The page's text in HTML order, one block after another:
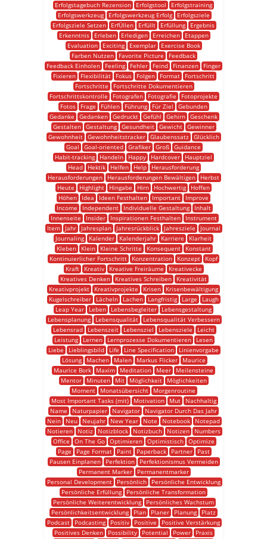
Erfolgstagebuch Rezension
Erfolgstool
Erfolgstraining
Erfolgswerkzeug
Erfolgswerkzeug Erfolg
Erfolgsziele
Erfolgsziele Setzen
ErfÜllen Erfüllt Erfüllung
Ergebnis
Erkenntnis
Erleben Erledigen Erreichen
Etappen
Evaluation
Exciting Exemplar
Exercise Book
Farben Nutzen
Favorite Picture
Feedback
Feedback Einholen
Feeling Fehler Feind Finanzen
Finger
Fixieren
Flexibilität Fokus Folgen Format
Fortschritt
Fortschritte
Fortschritte Dokumentieren
Fortschrittskontrolle
Fotografen Fotografie
Fotoprojekte
Fotos
Frage Fühlen Führung Für Ziel
Gebunden
Gedanke
Gedanken Gedruckt Gefühl Gehirn Geschenk
Gestalten
Gestaltung Gesundheit Gewicht
Gewinner
Gewohnheit
Gewohnheitstracker Glaubenssatz
Glücklich
Goal
Goal-oriented Grafiker Groß Guidance
Habit-tracking
Handeln Happy Hardcover
Hauptziel
Head
Hektik Helfen Help
Herausforderung
Herausforderungen
Herausforderungen Bewältigen
Herbst
Heute
Highlight Hingabe Hirn Hochwertig
Hoffen
Höhen
Idea Ideen Festhalten Important
Improve
Income
Independent Individuelle Gestaltung
Inhalt
Innenseite
Insider Inspirationen Festhalten
Instrument
Item
Jahr Jahresplan Jahresrückblick Jahresziele
Journal
Journaling
Kalender Kalenderjahr Karriere
Klarheit
Kleben
Klein Kleine Schritte Konsequent
Konstant
Kontinuierlicher Fortschritt
Konzentration Konzept
Kopf
Kraft
Kreativ Kreative Freiräume
Kreativecke
Kreatives Denken
Kreatives Schreiben
Kreativität
Kreativprojekt
Kreativprojekte Krisen
Krisenbewältigung
Kugelschreiber
Lächeln Lachen Langfristig Large
Laugh
Leap Year
Leben Lebensbegleiter
Lebensgestaltung
Lebensplanung
Lebensqualität
Lebensqualität Verbessern
Lebensrad
Lebenszeit Lebensziel Lebensziele
Leicht
Leistung
Lernen Lernprozesse Dokumentieren
Lesen
Liebe
Lieblingsbild Life Line Specification
Linienvorgabe
Lösung
Machen Malen Markus Flicker
Maurice
Maurice Bork
Maxim Meditation Meer
Meilensteine
Mentor
Minuten Mit Möglichkeit
Möglichkeiten
Moment
Monatsübersicht
Morgenroutine
Most Important Tasks (mit)
Motivation Mut
Nachhaltig
Name
Naturpapier Navigator
Navigator Durch Das Jahr
Nein
Neu Neujahr New Year Note Notebook
Notepad
Notieren
Notiz Notizblock Notizbuch Notizen
Numbers
Office
On The Go Optimieren Optimistisch
Optimize
Page
Page Format Paint Paperback Partner
Past
Pausen Einplanen
Perfektion
Perfektionismus Vermeiden
Permanent Marker
Permanentmarker
Personal Development
Persönlich
Persönliche Entwicklung
Persönliche Erfüllung
Persönliche Transformation
Persönliche Weiterentwicklung
Persönliches Wachstum
Persönlichkeitsentwicklung
Plan Planer Planung
Platz
Podcast
Podcasting Positiv Positive
Positive Verstärkung
Positives Denken
Possibility Potential Power
Praxis